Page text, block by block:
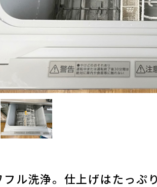
フル洗浄。仕上げはたっぷ